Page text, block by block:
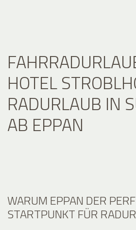
HOTEL
RADURLAUB IN
AB EPPAN
WARUM EPPAN DER
STARTPUNKT FÜR